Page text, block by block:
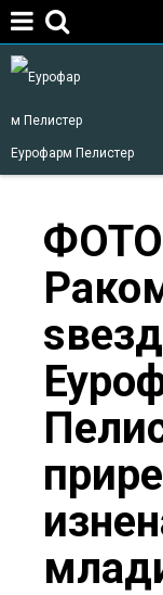
Еурофарм Пелистер
here